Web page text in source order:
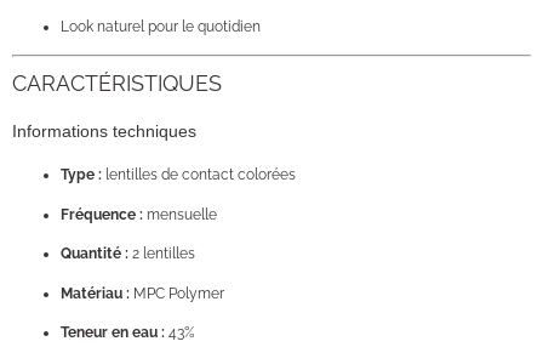
Look naturel pour le quotidien
CARACTÉRISTIQUES
Informations techniques
Type : lentilles de contact colorées
Fréquence : mensuelle
Quantité : 2 lentilles
Matériau : MPC Polymer
Teneur en eau : 43%